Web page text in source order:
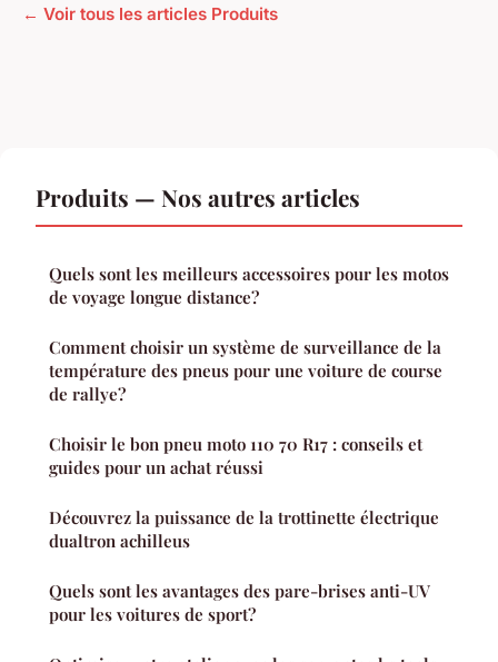
← Voir tous les articles Produits
Produits — Nos autres articles
Quels sont les meilleurs accessoires pour les motos
de voyage longue distance?
Comment choisir un système de surveillance de la
température des pneus pour une voiture de course
de rallye?
Choisir le bon pneu moto 110 70 R17 : conseils et
guides pour un achat réussi
Découvrez la puissance de la trottinette électrique
dualtron achilleus
Quels sont les avantages des pare-brises anti-UV
pour les voitures de sport?